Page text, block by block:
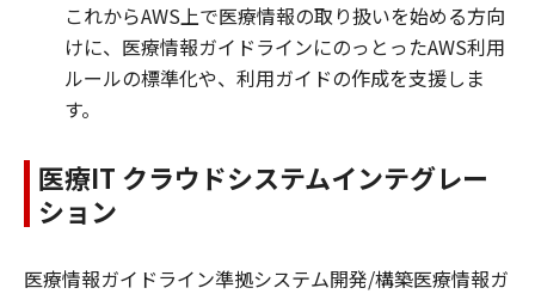
これからAWS上で医療情報の取り扱いを始める方向
けに、医療情報ガイドラインにのっとったAWS利用
ルールの標準化や、利用ガイドの作成を支援しま
す。
医療IT クラウドシステムインテグレー
ション
医療情報ガイドライン準拠システム開発/構築医療情報ガ